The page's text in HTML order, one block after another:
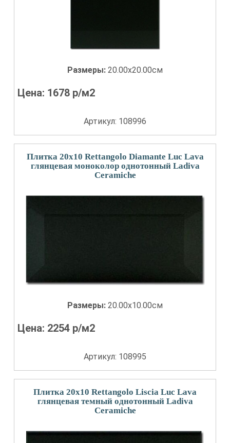
Размеры: 20.00x20.00см
Цена: 1678 р/м2
Артикул: 108996
Плитка 20x10 Rettangolo Diamante Luc Lava
глянцевая моноколор однотонный Ladiva
Сeramiche
Размеры: 20.00x10.00см
Цена: 2254 р/м2
Артикул: 108995
Плитка 20x10 Rettangolo Liscia Luc Lava
глянцевая темный однотонный Ladiva
Сeramiche